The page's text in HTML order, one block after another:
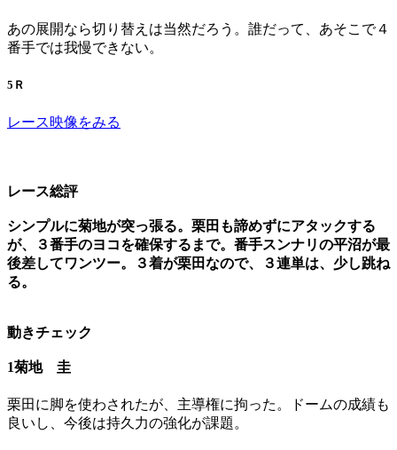
あの展開なら切り替えは当然だろう。誰だって、あそこで４
番手では我慢できない。
5Ｒ
レース映像をみる
レース総評
シンプルに菊地が突っ張る。栗田も諦めずにアタックする
が、３番手のヨコを確保するまで。番手スンナリの平沼が最
後差してワンツー。３着が栗田なので、３連単は、少し跳ね
る。
動きチェック
1菊地 圭
栗田に脚を使わされたが、主導権に拘った。ドームの成績も
良いし、今後は持久力の強化が課題。